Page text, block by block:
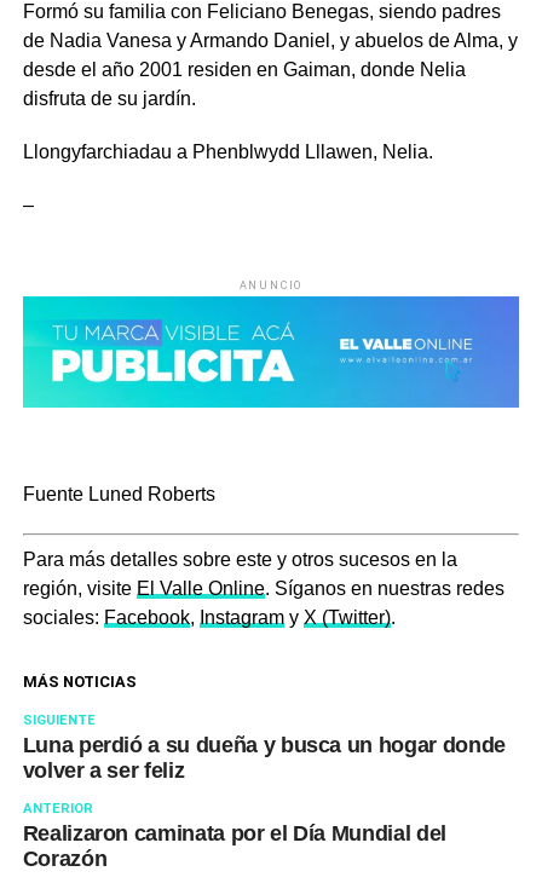
Formó su familia con Feliciano Benegas, siendo padres
de Nadia Vanesa y Armando Daniel, y abuelos de Alma, y
desde el año 2001 residen en Gaiman, donde Nelia
disfruta de su jardín.
Llongyfarchiadau a Phenblwydd Lllawen, Nelia.
–
ANUNCIO
Fuente Luned Roberts
Para más detalles sobre este y otros sucesos en la
región, visite El Valle Online. Síganos en nuestras redes
sociales: Facebook, Instagramy X (Twitter).
MÁS NOTICIAS
SIGUIENTE
Luna perdió a su dueña y busca un hogar donde
volver a ser feliz
ANTERIOR
Realizaron caminata por el Día Mundial del
Corazón